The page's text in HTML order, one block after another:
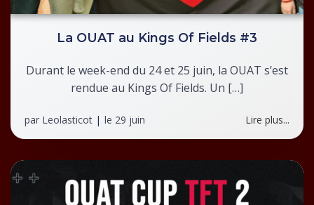
La OUAT au Kings Of Fields #3
Durant le week-end du 24 et 25 juin, la OUAT s’est
rendue au Kings Of Fields. Un […]
par Leolasticot | le 29 juin Lire plus...